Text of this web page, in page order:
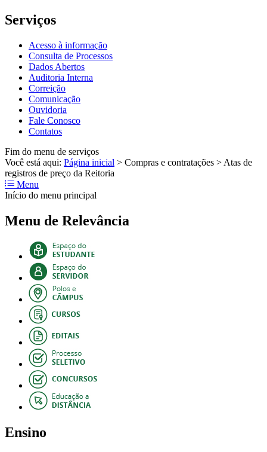
Serviços
Acesso à informação
Consulta de Processos
Dados Abertos
Auditoria Interna
Correição
Comunicação
Ouvidoria
Fale Conosco
Contatos
Fim do menu de serviços
Você está aqui: Página inicial > Compras e contratações > Atas de
registros de preço da Reitoria
Menu
Início do menu principal
Menu de Relevância
Ensino